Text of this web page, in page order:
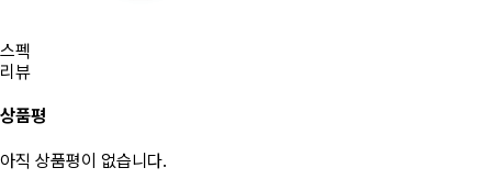
스펙
리뷰
상품평
아직 상품평이 없습니다.